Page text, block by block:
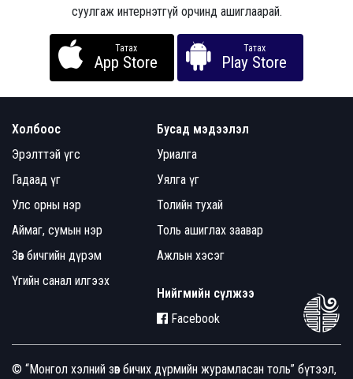
суулгаж интернэтгүй орчинд ашиглаарай.
Татах
App Store
Татах
Play Store
Холбоос
Эрэлттэй үгс
Гадаад үг
Улс орны нэр
Аймаг, сумын нэр
Зөв бичгийн дүрэм
Үгийн санал илгээх
Бусад мэдээлэл
Уриалга
Уялга үг
Толийн тухай
Толь ашиглах заавар
Ажлын хэсэг
Нийгмийн сүлжээ
Facebook
© “Монгол хэлний зөв бичих дүрмийн журамласан толь” бүтээл,